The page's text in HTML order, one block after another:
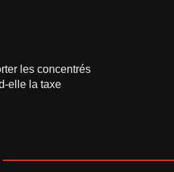
les concentrés
elle la taxe